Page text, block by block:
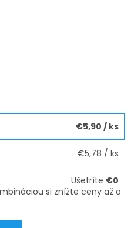
€5,90 / ks
€5,78 / ks
Ušetríte €0
si znížte ceny až o